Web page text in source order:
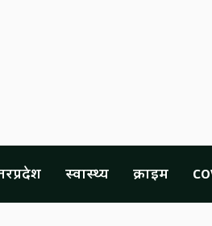
स्वास्थ्य क्राइम